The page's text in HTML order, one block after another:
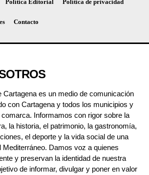
Política Editorial Política de privacidad
Contacto
Cartagena es un medio de comunicación
con Cartagena y todos los municipios y
Informamos con rigor sobre la
la historia, el patrimonio, la gastronomía,
el deporte y la vida social de una
Mediterráneo. Damos voz a quienes
y preservan la identidad de nuestra
de informar, divulgar y poner en valor